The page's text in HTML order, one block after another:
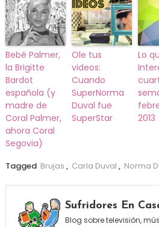
Bebé Palmer,
la Brigitte
Bardot
española (y
madre de
Coral Palmer,
ahora Coral
Segovia)
Ole tus
videos:
Cuando
SuperNorma
Duval fue
SuperStar
Lo
2013
Tagged Brujas , Carla Duval , Norma
Sufridores En
Blog sobre televisión,